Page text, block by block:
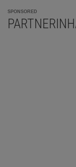
SPONSORED